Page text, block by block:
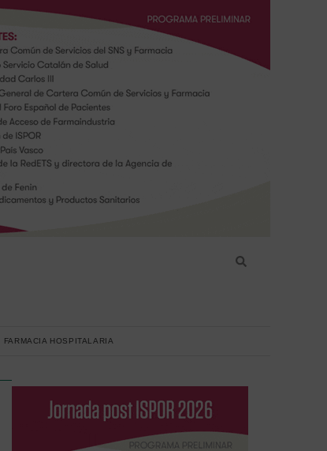
FARMACIA HOSPITALARIA